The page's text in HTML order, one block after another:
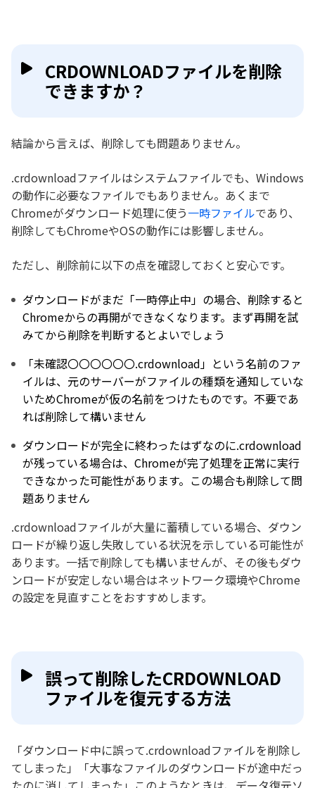
CRDOWNLOADファイルを削除
できますか？
結論から言えば、削除しても問題ありません。
.crdownloadファイルはシステムファイルでも、Windows
の動作に必要なファイルでもありません。あくまで
Chromeがダウンロード処理に使う一時ファイルであり、
削除してもChromeやOSの動作には影響しません。
ただし、削除前に以下の点を確認しておくと安心です。
ダウンロードがまだ「一時停止中」の場合、削除すると
Chromeからの再開ができなくなります。まず再開を試
みてから削除を判断するとよいでしょう
「未確認〇〇〇〇〇〇.crdownload」という名前のファ
イルは、元のサーバーがファイルの種類を通知していな
いためChromeが仮の名前をつけたものです。不要であ
れば削除して構いません
ダウンロードが完全に終わったはずなのに.crdownload
が残っている場合は、Chromeが完了処理を正常に実行
できなかった可能性があります。この場合も削除して問
題ありません
.crdownloadファイルが大量に蓄積している場合、ダウン
ロードが繰り返し失敗している状況を示している可能性が
あります。一括で削除しても構いませんが、その後もダウ
ンロードが安定しない場合はネットワーク環境やChrome
の設定を見直すことをおすすめします。
誤って削除したCRDOWNLOAD
ファイルを復元する方法
「ダウンロード中に誤って.crdownloadファイルを削除し
てしまった」「大事なファイルのダウンロードが途中だっ